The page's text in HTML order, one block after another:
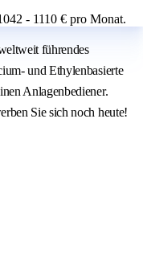
- 1110 € pro Monat.
führendes
und Ethylenbasierte
Anlagenbediener.
Sie sich noch heute!